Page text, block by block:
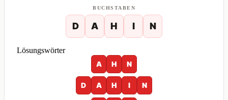
BUCHSTABEN
D A H I N
Lösungswörter
A
H N
D A H I N